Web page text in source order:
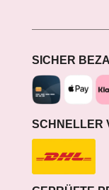
SICHER
SCHNELLER